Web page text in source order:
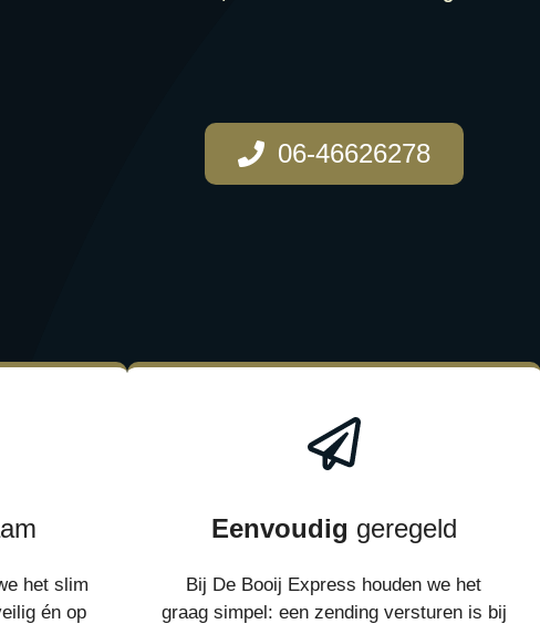
06-46626278
het slim
én op
Eenvoudig geregeld
Bij De Booij Express houden we het
graag simpel: een zending versturen is bij